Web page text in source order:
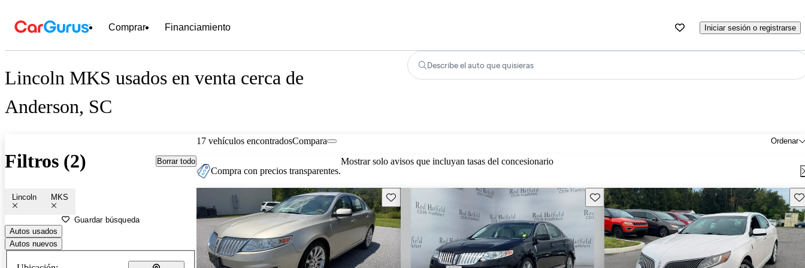
Comprar Financiamiento Iniciar sesión o registrarse
Lincoln MKS usados en venta cerca de
Anderson, SC
Describe el auto que quisieras
Filtros (2) Borrar todo
Lincoln MKS
Guardar búsqueda
Autos usados
Autos nuevos
17 vehículos encontrados Ordenar
Compara
Compra con precios transparentes.
Mostrar solo avisos que incluyan tasas del concesionario
Guarda este Aviso Guarda este Aviso